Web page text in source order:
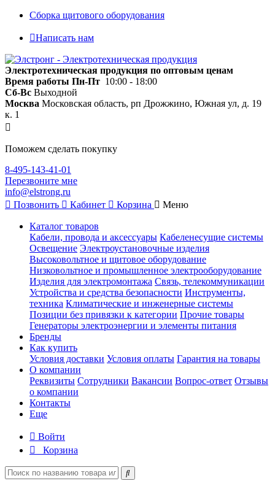
Сборка щитового оборудования
Написать нам
Электротехническая продукция по оптовым ценам
Время работы Пн-Пт 10:00 - 18:00
Сб-Вс Выходной
Москва Московская область, рп Дрожжино, Южная ул, д. 19
к. 1
Поможем сделать покупку
8-495-143-41-01
Перезвоните мне
info@elstrong.ru
Позвонить
Кабинет Корзина Меню
Каталог товаров
Кабели, провода и аксессуары Кабеленесущие системы
Освещение Электроустановочные изделия
Высоковольтное и щитовое оборудование
Низковольтное и промышленное электрооборудование
Изделия для электромонтажа Связь, телекоммуникации
Устройства и средства безопасности Инструменты,
техника Климатические и инженерные системы
Позиции без привязки к категории Прочие товары
Генераторы электроэнергии и элементы питания
Бренды
Как купить
Условия доставки Условия оплаты Гарантия на товары
О компании
Реквизиты Сотрудники Вакансии Вопрос-ответ Отзывы
о компании
Контакты
Еще
Войти
Корзина